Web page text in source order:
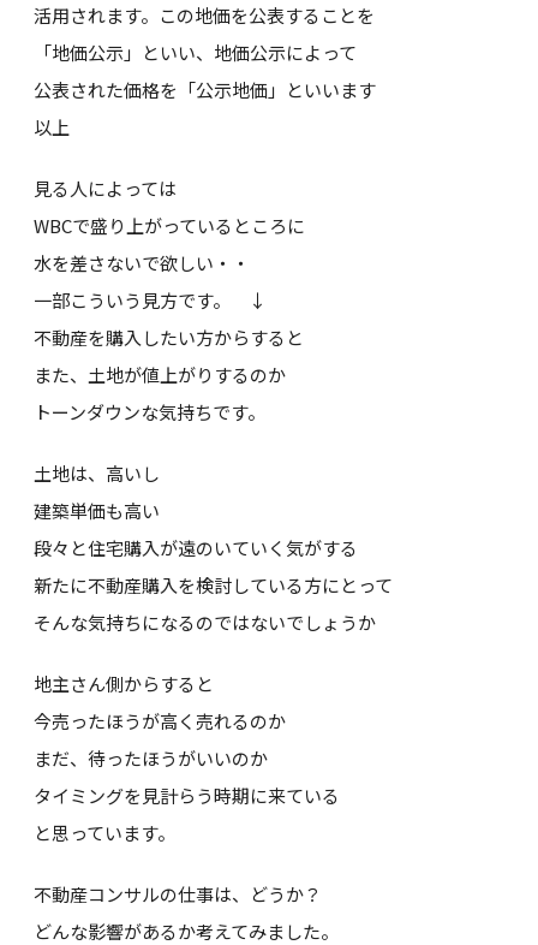
活用されます。この地価を公表することを
「地価公示」といい、地価公示によって
公表された価格を「公示地価」といいます
以上
見る人によっては
WBCで盛り上がっているところに
水を差さないで欲しい・・
一部こういう見方です。 ↓
不動産を購入したい方からすると
また、土地が値上がりするのか
トーンダウンな気持ちです。
土地は、高いし
建築単価も高い
段々と住宅購入が遠のいていく気がする
新たに不動産購入を検討している方にとって
そんな気持ちになるのではないでしょうか
地主さん側からすると
今売ったほうが高く売れるのか
まだ、待ったほうがいいのか
タイミングを見計らう時期に来ている
と思っています。
不動産コンサルの仕事は、どうか？
どんな影響があるか考えてみました。